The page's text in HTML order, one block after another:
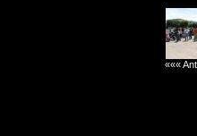
«««